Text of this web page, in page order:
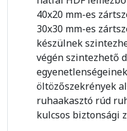
40x20 mm-es
30x30 mm-es
készülnek
végén szintezhető
öltözőszekrények
ruhaakasztó rúd
kulcsos biztonsági